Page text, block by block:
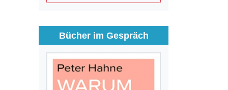
Bücher im Gespräch